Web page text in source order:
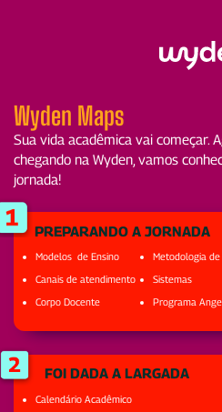
Wyden Maps
Sua vida acadêmica vai começar.
chegando na Wyden, vamos
jornada!
PREPARANDO A JORNADA
Modelos de Ensino
Canais de atendimento
Corpo Docente
Metodologia de
Sistemas
Programa
FOI DADA A LARGADA
Calendário Acadêmico